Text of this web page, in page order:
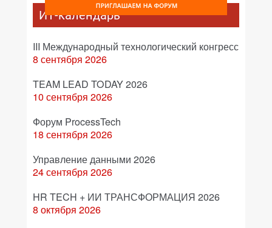
ИТ-календарь
III Международный технологический конгресс
8 сентября 2026
TEAM LEAD TODAY 2026
10 сентября 2026
Форум ProcessTech
18 сентября 2026
Управление данными 2026
24 сентября 2026
HR TECH + ИИ ТРАНСФОРМАЦИЯ 2026
8 октября 2026